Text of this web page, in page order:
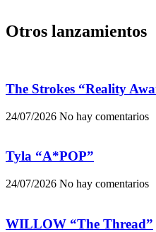
Otros lanzamientos
The Strokes “Reality
24/07/2026 No hay comentarios
Tyla “A*POP”
24/07/2026 No hay comentarios
WILLOW “The Thread”